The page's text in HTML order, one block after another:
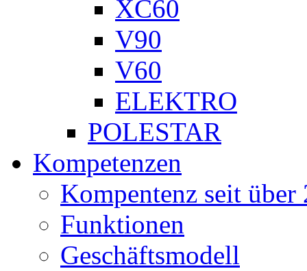
XC60
V90
V60
ELEKTRO
POLESTAR
Kompetenzen
Kompentenz seit über
Funktionen
Geschäftsmodell